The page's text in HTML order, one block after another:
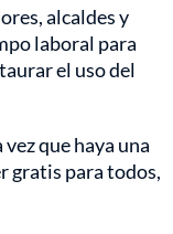
alcaldes y
laboral para
el uso del
que haya una
gratis para todos,